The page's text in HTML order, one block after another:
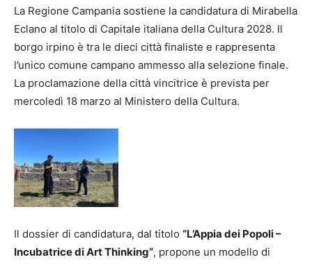
La Regione Campania sostiene la candidatura di Mirabella
Eclano al titolo di Capitale italiana della Cultura 2028. Il
borgo irpino è tra le dieci città finaliste e rappresenta
l’unico comune campano ammesso alla selezione finale.
La proclamazione della città vincitrice è prevista per
mercoledì 18 marzo al Ministero della Cultura.
Il dossier di candidatura, dal titolo “L’Appia dei Popoli –
Incubatrice di Art Thinking”, propone un modello di